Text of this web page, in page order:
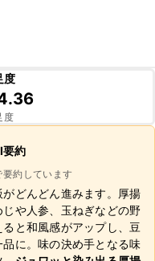
度
度
要約
約しています
がどんどん進みます。厚揚
や人参、玉ねぎなどの野
と和風感がアップし、豆
に。味の決め手となる味